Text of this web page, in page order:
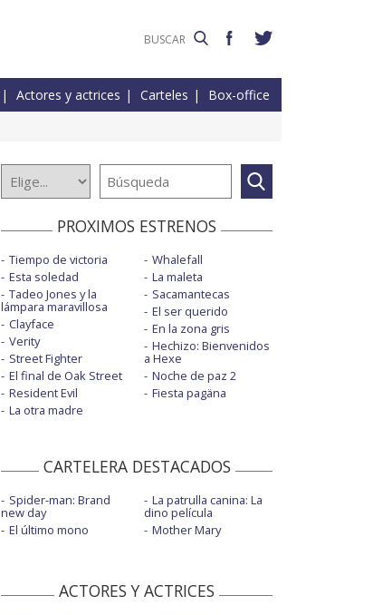
Actores y actrices Carteles Box-office
PROXIMOS ESTRENOS
Tiempo de victoria
Esta soledad
Tadeo Jones y la
lámpara maravillosa
Clayface
Verity
Street Fighter
El final de Oak Street
Resident Evil
La otra madre
Whalefall
La maleta
Sacamantecas
El ser querido
En la zona gris
Hechizo: Bienvenidos
a Hexe
Noche de paz 2
Fiesta pagäna
CARTELERA DESTACADOS
Spider-man: Brand
new day
El último mono
La patrulla canina: La
dino película
Mother Mary
ACTORES Y ACTRICES